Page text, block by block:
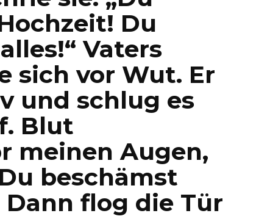
Du
Vaters
sich vor Wut. Er
und schlug es
Blut
meinen Augen,
beschämst
Dann flog die Tür